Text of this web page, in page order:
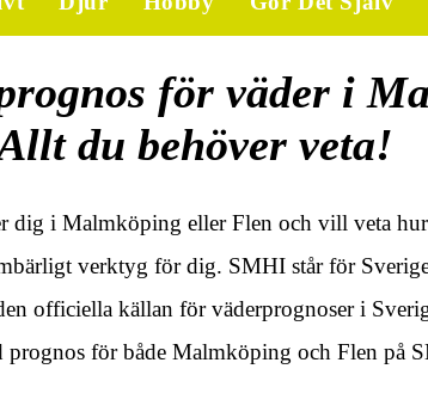
för väder i
du behöver veta!
dig i Malmköping eller Flen och vill veta
verktyg för dig. SMHI står för
officiella källan för väderprognoser i
prognos för både Malmköping och Flen på